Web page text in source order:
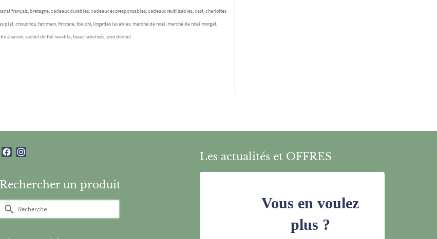
français,bretagne,cadeaux durables,cadeaux écoresponsables,cadeaux réutilisables,cast,charlottes
plat,chouchou,fait main,finistère,foulchi,lingettes lavables,marché de noël,marché de nöel morgat,
à savon,sachet de thé lavable,tissus labelisés,zéro déchet
Facebook
Rechercher un produit
Rechercher :
Les actualités et OFFRES
Vous en voulez
plus ?